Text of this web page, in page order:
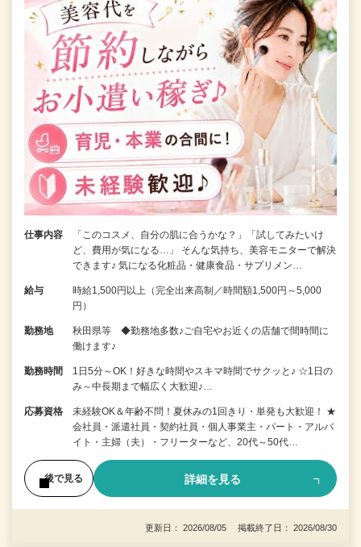
仕事内容
「このコスメ、自分の肌に合うかな？」「試してみたいけ
ど、費用が気になる…」 そんな気持ち、美容モニターで解決
できます♪ 気になる化粧品・健康食品・サプリメン…
給与
時給1,500円以上（完全出来高制／時間額1,500円～5,000
円）
勤務地
秋田県等 ◆勤務地多数♪ご自宅やお近くの店舗で間時間に
働けます♪
勤務時間
1日5分～OK！好きな時間やスキマ時間でサクッと♪ ☆1日の
み～中長期まで幅広く大歓迎♪…
応募資格
未経験OK＆年齢不問！夏休みの1回きり・単発も大歓迎！ ★
会社員・派遣社員・契約社員・個人事業主・パート・アルバ
イト・主婦（夫）・フリーターなど、20代～50代…
後で見る 詳細を見る
更新日： 2026/08/05 掲載終了日： 2026/08/30